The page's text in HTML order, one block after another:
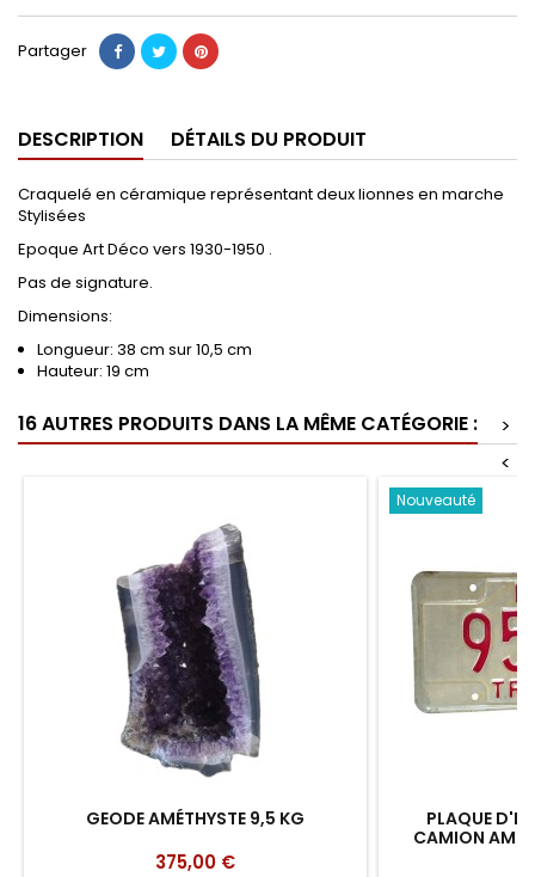
Partager
DESCRIPTION DÉTAILS DU PRODUIT
Craquelé en céramique représentant deux lionnes en marche
Stylisées
Epoque Art Déco vers 1930-1950 .
Pas de signature.
Dimensions:
Longueur: 38 cm sur 10,5 cm
Hauteur: 19 cm
16 AUTRES PRODUITS DANS LA MÊME CATÉGORIE :
>
<
GEODE AMÉTHYSTE 9,5 KG
Prix
375,00 €
Nouveauté
PLAQUE
CAMION